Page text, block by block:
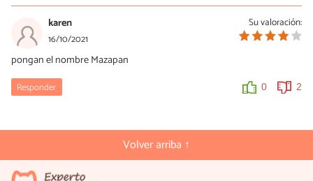
Su valoración:
karen
16/10/2021
pongan el nombre Mazapan
Responder 0 2
Volver arriba ↑